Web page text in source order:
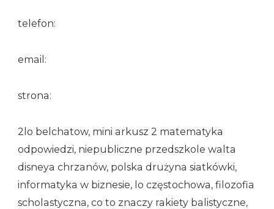
telefon:
email:
strona:
2lo belchatow, mini arkusz 2 matematyka
odpowiedzi, niepubliczne przedszkole walta
disneya chrzanów, polska drużyna siatkówki,
informatyka w biznesie, lo częstochowa, filozofia
scholastyczna, co to znaczy rakiety balistyczne,